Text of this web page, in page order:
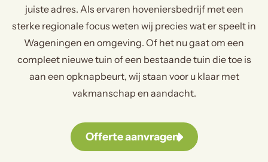
juiste adres. Als ervaren hoveniersbedrijf met een
sterke regionale focus weten wij precies wat er speelt in
Wageningen en omgeving. Of het nu gaat om een
compleet nieuwe tuin of een bestaande tuin die toe is
aan een opknapbeurt, wij staan voor u klaar met
vakmanschap en aandacht.
Offerte aanvragen